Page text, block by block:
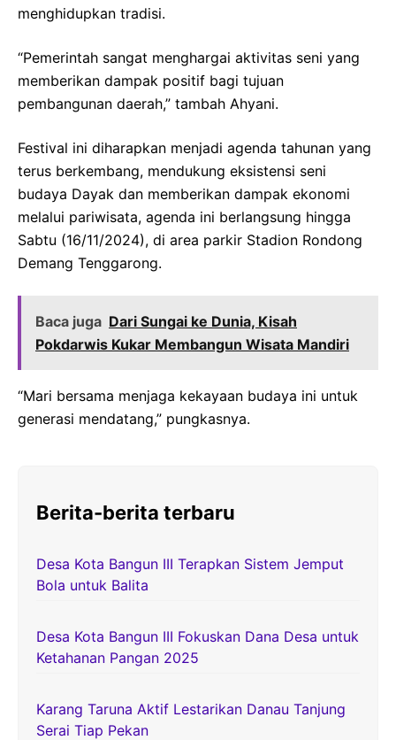
menghidupkan tradisi.
“Pemerintah sangat menghargai aktivitas seni yang
memberikan dampak positif bagi tujuan
pembangunan daerah,” tambah Ahyani.
Festival ini diharapkan menjadi agenda tahunan yang
terus berkembang, mendukung eksistensi seni
budaya Dayak dan memberikan dampak ekonomi
melalui pariwisata, agenda ini berlangsung hingga
Sabtu (16/11/2024), di area parkir Stadion Rondong
Demang Tenggarong.
Baca juga Dari Sungai ke Dunia, Kisah
Pokdarwis Kukar Membangun Wisata Mandiri
“Mari bersama menjaga kekayaan budaya ini untuk
generasi mendatang,” pungkasnya.
Berita-berita terbaru
Desa Kota Bangun III Terapkan Sistem Jemput
Bola untuk Balita
Desa Kota Bangun III Fokuskan Dana Desa untuk
Ketahanan Pangan 2025
Karang Taruna Aktif Lestarikan Danau Tanjung
Serai Tiap Pekan